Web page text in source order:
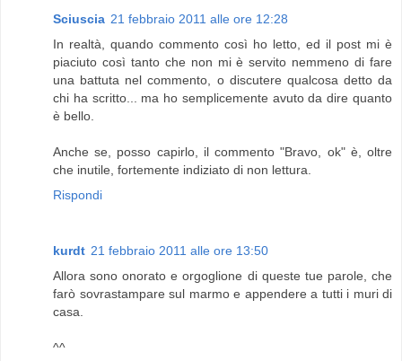
Sciuscia 21 febbraio 2011 alle ore 12:28
In realtà, quando commento così ho letto, ed il post mi è
piaciuto così tanto che non mi è servito nemmeno di fare
una battuta nel commento, o discutere qualcosa detto da
chi ha scritto... ma ho semplicemente avuto da dire quanto
è bello.
Anche se, posso capirlo, il commento "Bravo, ok" è, oltre
che inutile, fortemente indiziato di non lettura.
Rispondi
kurdt 21 febbraio 2011 alle ore 13:50
Allora sono onorato e orgoglione di queste tue parole, che
farò sovrastampare sul marmo e appendere a tutti i muri di
casa.
^^